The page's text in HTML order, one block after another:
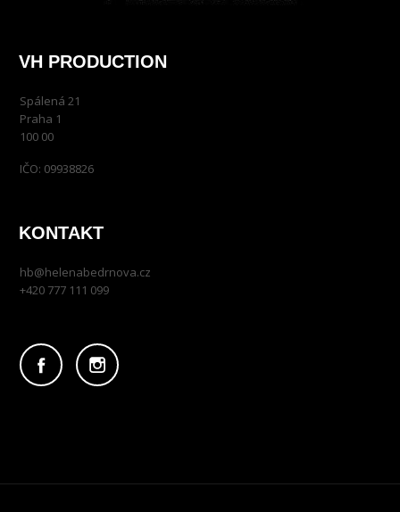
VH PRODUCTION
Spálená 21
Praha 1
100 00
IČO: 09938826
KONTAKT
hb@helenabedrnova.cz
+420 777 111 099